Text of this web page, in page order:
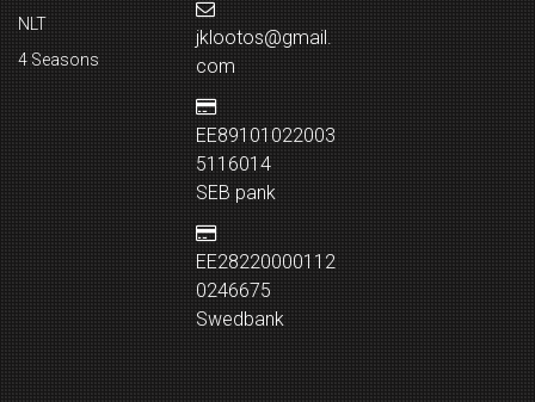
NLT
4 Seasons
jklootos@gmail.
com
EE89101022003
5116014
SEB pank
EE28220000112
0246675
Swedbank